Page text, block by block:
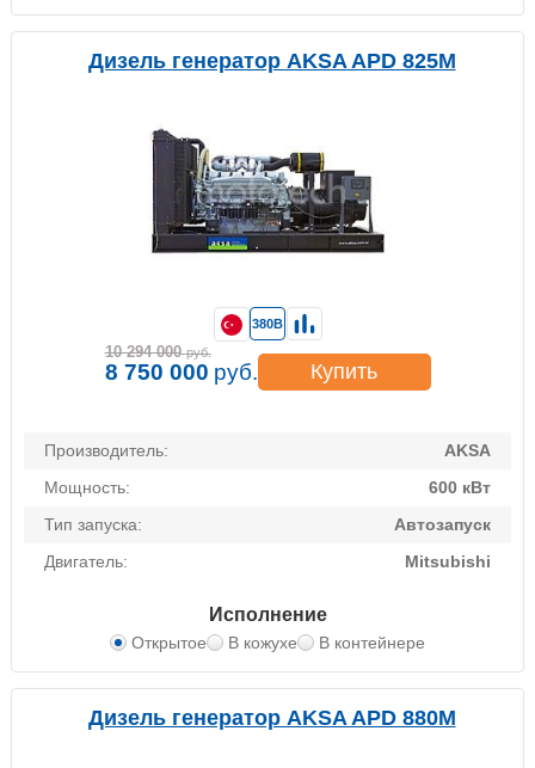
Дизель генератор AKSA APD 825M
Производитель:
AKSA
Мощность:
600 кВт
Тип запуска:
Автозапуск
Двигатель:
Mitsubishi
Исполнение
Открытое В кожухе В контейнере
380В
10 294 000 руб.
8 750 000 руб. Купить
Дизель генератор AKSA APD 880M